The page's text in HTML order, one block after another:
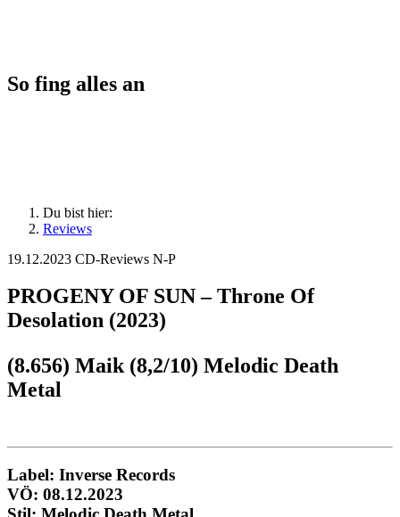
So fing alles an
Du bist hier:
Reviews
19.12.2023 CD-Reviews N-P
PROGENY OF SUN – Throne Of
Desolation (2023)
(8.656) Maik (8,2/10) Melodic Death
Metal
Label: Inverse Records
VÖ: 08.12.2023